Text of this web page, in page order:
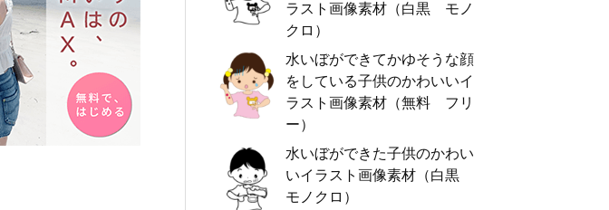
ラスト画像素材（白黒 モノ
クロ）
水いぼができてかゆそうな顔
をしている子供のかわいいイ
ラスト画像素材（無料 フリ
ー）
水いぼができた子供のかわい
いイラスト画像素材（白黒
モノクロ）